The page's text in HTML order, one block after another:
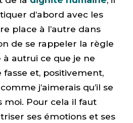
d’abord avec les
place à l’autre dans
de se rappeler la règle
à autrui ce que je ne
fasse et, positivement,
j’aimerais qu’il se
Pour cela il faut
ses émotions et ses